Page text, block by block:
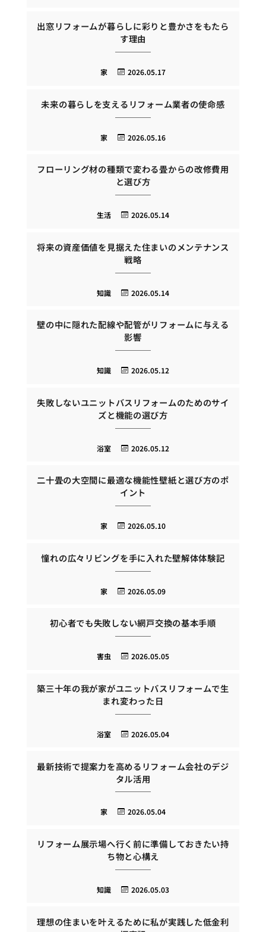
出窓リフォームが暮らしに彩りと豊かさをもたら
す理由
2026.05.17
家
未来の暮らしを支えるリフォーム業者の使命感
2026.05.16
家
フローリング材の種類で変わる畳からの改修費用
と選び方
2026.05.14
生活
将来の資産価値を見据えた住まいのメンテナンス
戦略
2026.05.14
知識
壁の中に隠れた配線や配管がリフォームに与える
影響
2026.05.12
知識
失敗しないユニットバスリフォームのためのサイ
ズと機能の選び方
2026.05.12
浴室
二十畳の大空間に最適な機能性壁紙と選び方のポ
イント
2026.05.10
家
憧れの広々リビングを手に入れた壁解体体験記
2026.05.09
家
初心者でも失敗しない網戸交換の基本手順
2026.05.05
害虫
築三十年の我が家がユニットバスリフォームで生
まれ変わった日
2026.05.04
浴室
最新技術で提案力を高めるリフォーム会社のデジ
タル活用
2026.05.04
家
リフォーム展示場へ行く前に準備しておきたい持
ち物と心構え
2026.05.03
知識
理想の住まいを叶えるために私が実践した低金利